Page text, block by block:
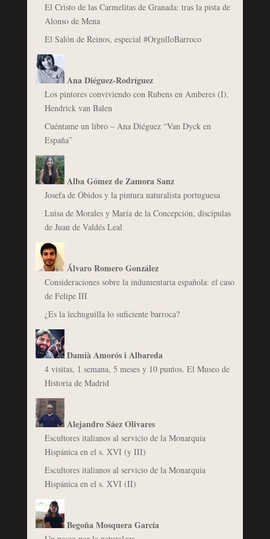
El Cristo de las Carmelitas de Granada: tras la pista de
Alonso de Mena
El Salón de Reinos, especial #OrgulloBarroco
Ana Diéguez-Rodríguez
Los pintores conviviendo con Rubens en Amberes (I).
Hendrick van Balen
Cuéntame un libro – Ana Diéguez “Van Dyck en
España”
Alba Gómez de Zamora Sanz
Josefa de Óbidos y la pintura naturalista portuguesa
Luisa de Morales y María de la Concepción, discípulas
de Juan de Valdés Leal
Álvaro Romero González
Consideraciones sobre la indumentaria española: el caso
de Felipe III
¿Es la lechuguilla lo suficiente barroca?
Damià Amorós i Albareda
4 visitas, 1 semana, 5 meses y 10 puntos. El Museo de
Historia de Madrid
Alejandro Sáez Olivares
Escultores italianos al servicio de la Monarquía
Hispánica en el s. XVI (y III)
Escultores italianos al servicio de la Monarquía
Hispánica en el s. XVI (II)
Begoña Mosquera García